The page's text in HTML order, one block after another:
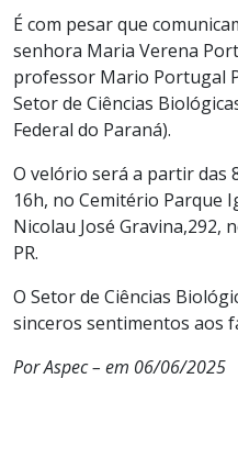
É com pesar que
senhora Maria Verena
professor Mario Portugal
Setor de Ciências
Federal do Paraná).
O velório será a partir das
16h, no Cemitério Parque
Nicolau José Gravina,292,
PR.
O Setor de Ciências
sinceros sentimentos aos
Por Aspec – em 06/06/2025